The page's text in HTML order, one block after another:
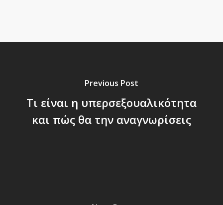
Previous Post
Τι είναι η υπερσεξουαλικότητα
και πώς θα την αναγνωρίσεις